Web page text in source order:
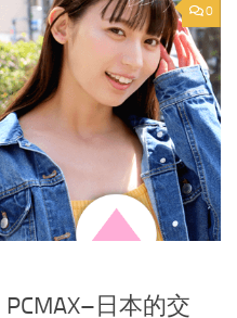
0
日本的交